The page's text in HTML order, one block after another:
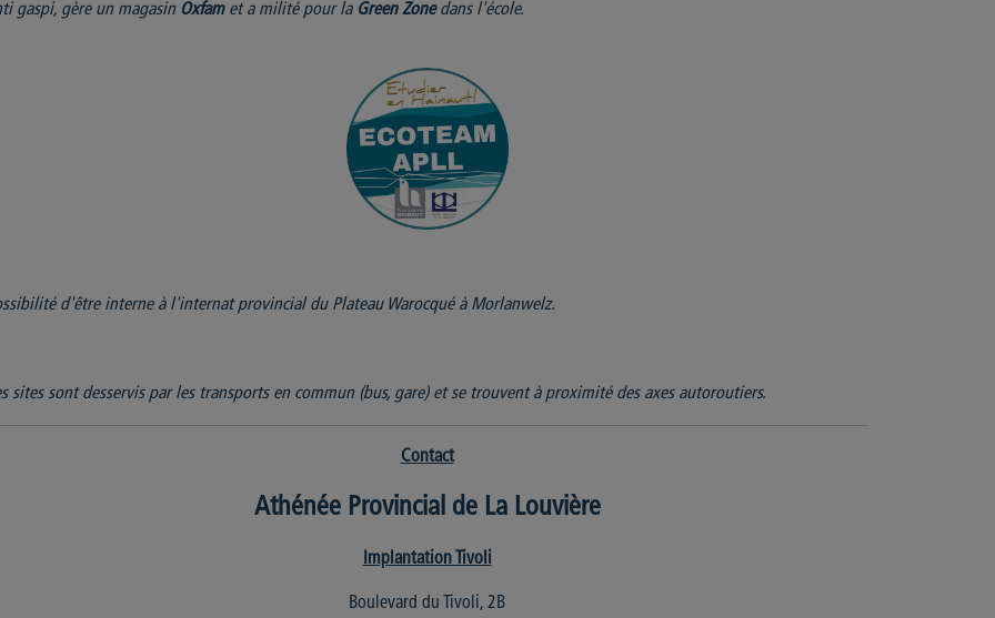
gaspi, gère un magasin Oxfamet a milité pour la Green Zonedans l'école.
d'être interne à l'internat provincial du Plateau Warocqué à Morlanwelz.
sites sont desservis par les transports en commun (bus, gare) et se trouvent à proximité des axes autoroutiers.
Contact
Athénée Provincial de La Louvière
Implantation Tivoli
Boulevard du Tivoli, 2B